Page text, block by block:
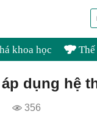
khoa học
dụng hệ
356